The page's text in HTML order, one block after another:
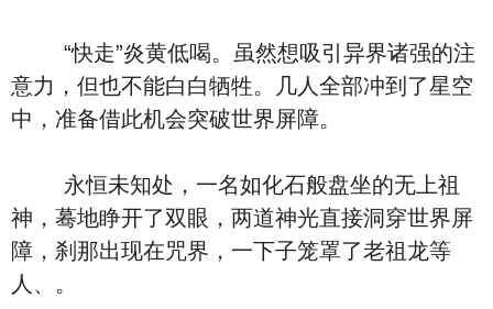
“快走”炎黄低喝。虽然想吸引异界诸强的注
意力，但也不能白白牺牲。几人全部冲到了星空
中，准备借此机会突破世界屏障。
永恒未知处，一名如化石般盘坐的无上祖
神，蓦地睁开了双眼，两道神光直接洞穿世界屏
障，刹那出现在咒界，一下子笼罩了老祖龙等
人、。